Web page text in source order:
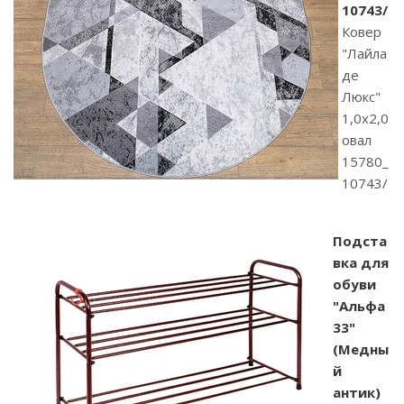
10743/
Ковер
"Лайла
де
Люкс"
1,0х2,0
овал
15780_
10743/
Подста
вка для
обуви
"Альфа
33"
(Медны
й
антик)